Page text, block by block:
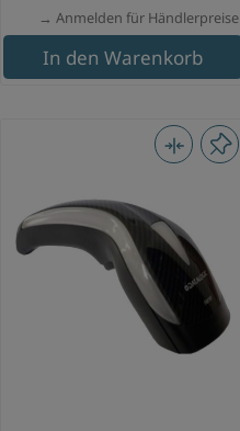
→ Anmelden für Händlerpreise
In den Warenkorb